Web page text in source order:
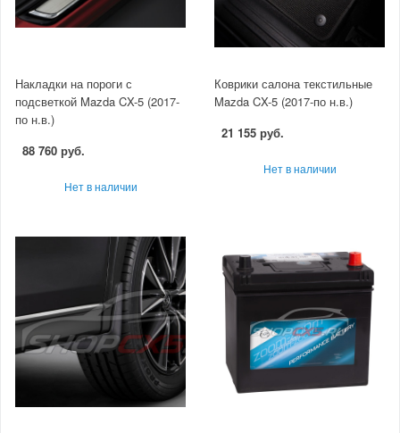
Накладки на пороги с
подсветкой Mazda CX-5 (2017-
по н.в.)
88 760 руб.
Нет в наличии
Коврики салона текстильные
Mazda CX-5 (2017-по н.в.)
21 155 руб.
Нет в наличии